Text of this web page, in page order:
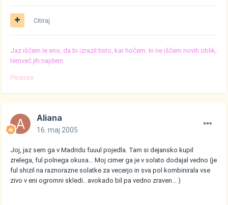
Citiraj
Jaz iščem le eno; da bi izrazil tisto, kar hočem. In ne iščem novih oblik,
temveč jih najdem.
Picasso
Aliana
16. maj 2005
Joj, jaz sem ga v Madridu fuuul pojedla. Tam si dejansko kupil
zrelega, ful polnega okusa... Moj cimer ga je v solato dodajal vedno (je
ful shizil na raznorazne solatke za vecerjo in sva pol kombinirala vse
zivo v eni ogromni skledi.. avokado bil pa vedno zraven... )